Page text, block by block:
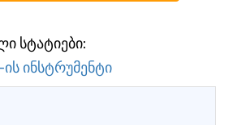
სტატიები:
ინსტრუმენტი